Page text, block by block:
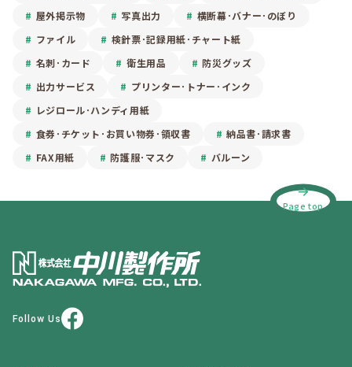
屋外掲示物
写真出力
横断幕･バナー･のぼり
ファイル
検針票･記録用紙･チャート紙
名刺･カード
衛生用品
防災グッズ
出力サービス
プリンター･トナー･インク
レジロール･ハンディ用紙
食券･チケット･お買い物券･領収書
納品書･請求書
FAX用紙
防護服･マスク バルーン
Page top
Follow Us